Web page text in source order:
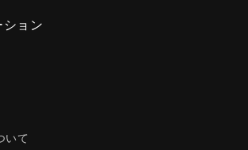
ョン
いて